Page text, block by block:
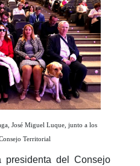
José Miguel Luque, junto a los
Territorial
presidenta del Consejo